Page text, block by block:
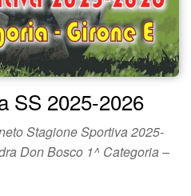
SS 2025-2026
Stagione Sportiva 2025-
Don Bosco 1^ Categoria –